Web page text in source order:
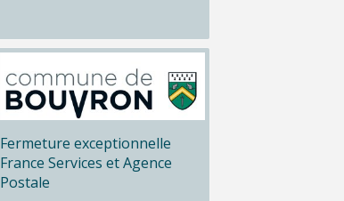
Fermeture exceptionnelle
France Services et Agence
Postale